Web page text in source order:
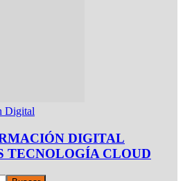
Digital
DIGITAL
TECNOLOGÍA CLOUD